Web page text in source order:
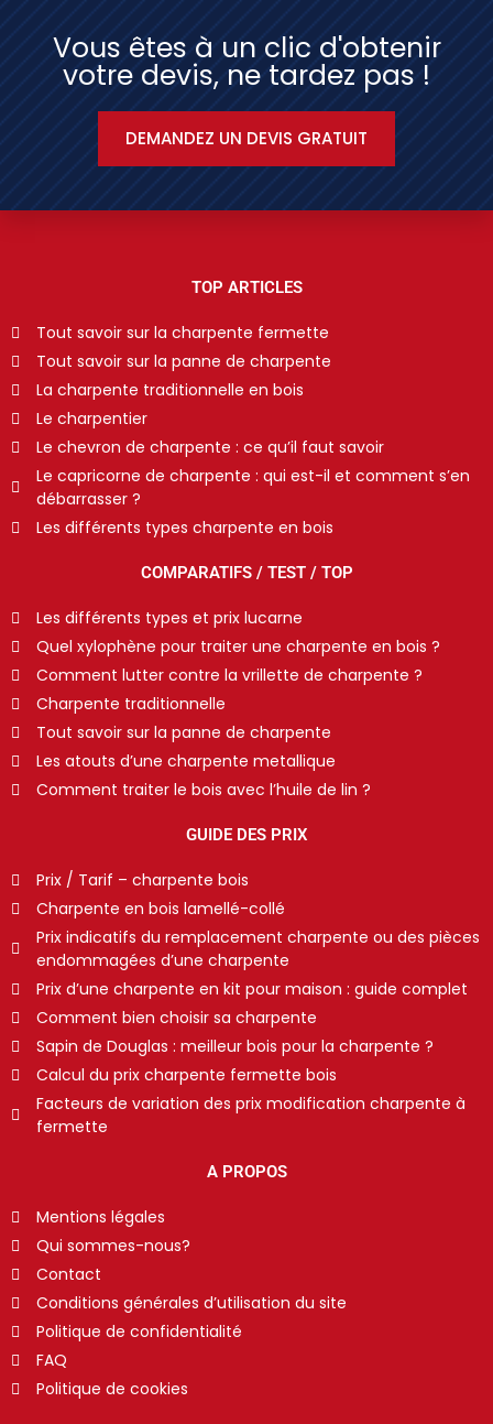
Vous êtes à un clic d'obtenir
votre devis, ne tardez pas !
DEMANDEZ UN DEVIS GRATUIT
TOP ARTICLES
Tout savoir sur la charpente fermette
Tout savoir sur la panne de charpente
La charpente traditionnelle en bois
Le charpentier
Le chevron de charpente : ce qu’il faut savoir
Le capricorne de charpente : qui est-il et comment s’en
débarrasser ?
Les différents types charpente en bois
COMPARATIFS / TEST / TOP
Les différents types et prix lucarne
Quel xylophène pour traiter une charpente en bois ?
Comment lutter contre la vrillette de charpente ?
Charpente traditionnelle
Tout savoir sur la panne de charpente
Les atouts d’une charpente metallique
Comment traiter le bois avec l’huile de lin ?
GUIDE DES PRIX
Prix / Tarif – charpente bois
Charpente en bois lamellé-collé
Prix indicatifs du remplacement charpente ou des pièces
endommagées d’une charpente
Prix d’une charpente en kit pour maison : guide complet
Comment bien choisir sa charpente
Sapin de Douglas : meilleur bois pour la charpente ?
Calcul du prix charpente fermette bois
Facteurs de variation des prix modification charpente à
fermette
A PROPOS
Mentions légales
Qui sommes-nous?
Contact
Conditions générales d’utilisation du site
Politique de confidentialité
FAQ
Politique de cookies